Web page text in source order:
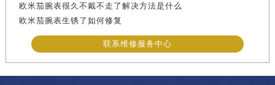
欧米茄腕表很久不戴不走了解决方法是什么
欧米茄腕表生锈了如何修复
联系维修服务中心